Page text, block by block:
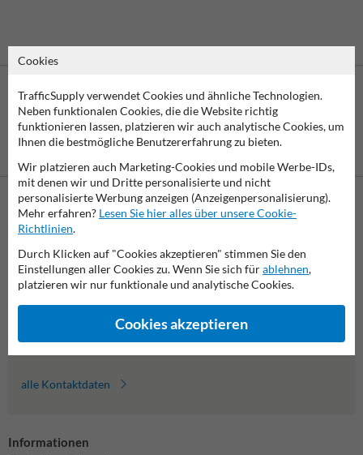
Eine spätere
Zahlung ist
Kontaktieren Sie uns
Wir sind an Werktagen (von 7.00 bis 16.00 Uhr) unter
06782/8787100 erreichbar.
Fragen? Senden Sie eine E-Mail aninfo@trafficsupply.deoder
füllen Sie das Formular aus und wir werden so schnell wie
alle Kontaktdaten
Informationen
Cookies
TrafficSupply verwendet Cookies und ähnliche Technologien.
Neben funktionalen Cookies, die die Website richtig
funktionieren lassen, platzieren wir auch analytische Cookies, um
Ihnen die bestmögliche Benutzererfahrung zu bieten.
Wir platzieren auch Marketing-Cookies und mobile Werbe-IDs,
mit denen wir und Dritte personalisierte und nicht
personalisierte Werbung anzeigen (Anzeigenpersonalisierung).
Mehr erfahren? Lesen Sie hier alles über unsere Cookie-
Richtlinien.
Durch Klicken auf "Cookies akzeptieren" stimmen Sie den
Einstellungen aller Cookies zu. Wenn Sie sich fürablehnen,
platzieren wir nur funktionale und analytische Cookies.
Cookies akzeptieren